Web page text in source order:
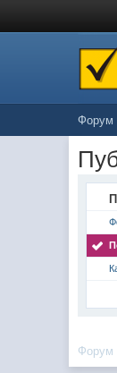
Форум
Форум